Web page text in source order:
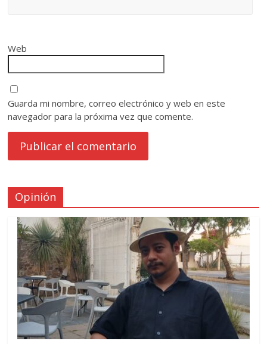
Web
Guarda mi nombre, correo electrónico y web en este
navegador para la próxima vez que comente.
Opinión